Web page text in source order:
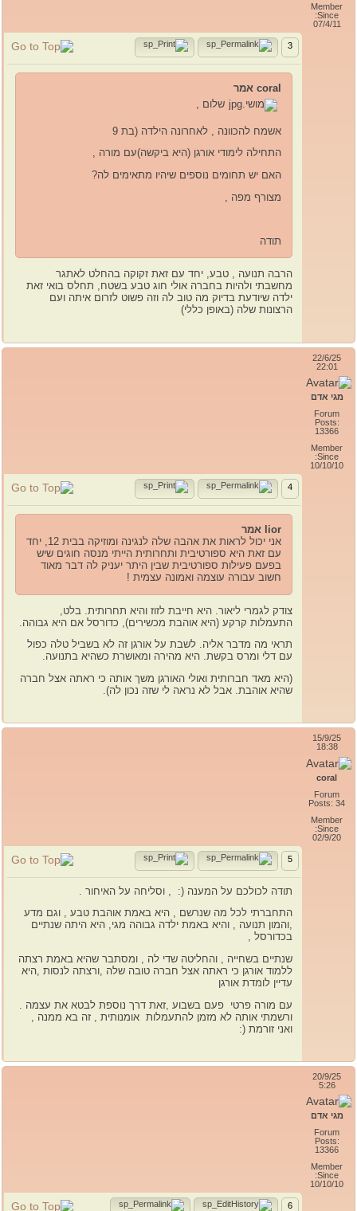
Member
Since:
07/4/11
3
coral אמר
שלום ,
אשמח להכוונה , לאחרונה הילדה (בת 9
התחילה לימודי אורגן (היא ביקשה)עם מורה ,
האם יש תחומים נוספים שיהיו מתאימים לה?
מצורף מפה ,
תודה
הרבה תנועה , טבע, יחד עם זאת זקוקה בהחלט לאתגר
מחשבתי ולהיות בחברה אולי חוג טבע בשטח, תחלס בואי זאת
ילדה שיודעת בדיוק מה טוב לה וזה פשוט לזרום איתה ועם
הרצונות שלה (באופן כללי)
22/6/25
22:01
מגי אדם
Forum
Posts:
13366
Member
Since:
10/10/10
4
lior אמר
אני יכול לראות את אהבה שלה לנגינה ומוזיקה בבית 12, יחד
עם זאת היא ספורטיבית ותחרותית הייתי מנסה חוגים שיש
בפעם פעילות ספורטיבית שבין היתר יעניק לה דבר מאוד
חשוב עבורה עוצמה ואמונה עצמית !
צודק לגמרי ליאור. היא חייבת לזוז והיא תחרותית. בלט,
התעמלות קרקע (היא אוהבת מכשירים), כדורסל אם היא גבוהה.
תראי מה מדבר אליה. לשבת על אורגן זה לא בשביל טלה כפול
עם דלי ומרס בקשת. היא מהירה ומאושרת כשהיא בתנועה.
(היא מאד חברותית ואולי האורגן משך אותה כי ראתה אצל חברה
שהיא אוהבת. אבל לא נראה לי שזה נכון לה).
15/9/25
18:38
coral
Forum
Posts: 34
Member
Since:
02/9/20
5
תודה לכולכם על המענה (: , וסליחה על האיחור .
התחברתי לכל מה שנרשם , היא באמת אוהבת טבע , וגם מדע
,והמון תנועה , והיא באמת ילדה גבוהה מגי, היא היתה שנתיים
בכדורסל ,
שנתיים בשחייה , והחליטה שדי לה , ומסתבר שהיא באמת רצתה
ללמוד אורגן כי ראתה אצל חברה טובה שלה ,ורצתה לנסות ,היא
עדיין לומדת אורגן
עם מורה פרטי פעם בשבוע ,זאת דרך נוספת לבטא את עצמה .
ורשמתי אותה לא מזמן להתעמלות אומנותית , זה בא ממנה ,
ואני זורמת (:
20/9/25
5:26
מגי אדם
Forum
Posts:
13366
Member
Since:
10/10/10
6